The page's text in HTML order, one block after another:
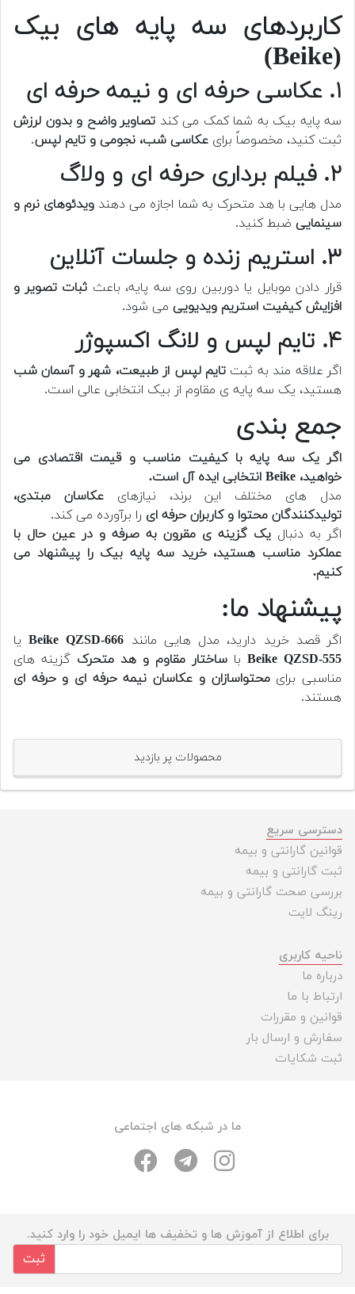
کاربردهای سه پایه های بیک
(Beike)
۱. عکاسی حرفه ای و نیمه حرفه ای
سه پایه بیک به شما کمک می کند تصاویر واضح و بدون لرزش
ثبت کنید، مخصوصاً برای عکاسی شب، نجومی و تایم لپس.
۲. فیلم برداری حرفه ای و ولاگ
مدل هایی با هد متحرک به شما اجازه می دهند ویدئوهای نرم و
سینمایی ضبط کنید.
۳. استریم زنده و جلسات آنلاین
قرار دادن موبایل یا دوربین روی سه پایه، باعث ثبات تصویر و
افزایش کیفیت استریم ویدیویی می شود.
۴. تایم لپس و لانگ اکسپوژر
اگر علاقه مند به ثبتتایم لپس از طبیعت، شهر و آسمان شب
هستید، یک سه پایه ی مقاوم از بیک انتخابی عالی است.
جمع بندی
اگر یک سه پایه با کیفیت مناسب و قیمت اقتصادی می
خواهید، Beike انتخابی ایده آل است.
مدل های مختلف این برند، نیازهایعکاسان مبتدی،
تولیدکنندگان محتوا و کاربران حرفه ای را برآورده می کند.
اگر به دنبال یک گزینه ی مقرون به صرفه و در عین حال با
عملکرد مناسب هستید، خرید سه پایه بیک را پیشنهاد می
کنیم.
پیشنهاد ما:
اگر قصد خرید دارید، مدل هایی مانند Beike QZSD-666یا
Beike QZSD-555 با ساختار مقاوم و هد متحرک گزینه های
مناسبی برایمحتواسازان و عکاسان نیمه حرفه ای و حرفه ای
هستند.
محصولات پر بازدید
دسترسی سریع
قوانین گارانتی و بیمه
ثبت گارانتی و بیمه
بررسی صحت گارانتی و بیمه
رینگ لایت
ناحیه کاربری
درباره ما
ارتباط با ما
قوانین و مقررات
سفارش و ارسال بار
ثبت شکایات
ما در شبکه های اجتماعی
برای اطلاع از آموزش ها و تخفیف ها ایمیل خود را وارد کنید.
ثبت